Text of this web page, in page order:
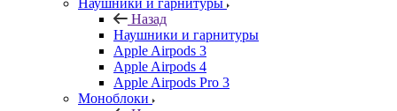
Наушники и гарнитуры
Назад
Наушники и гарнитуры
Apple Airpods 3
Apple Airpods 4
Apple Airpods Pro 3
Моноблоки